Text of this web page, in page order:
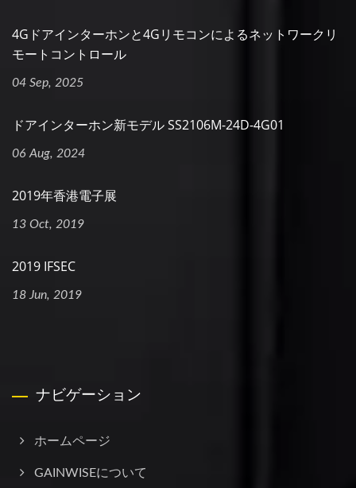
4Gドアインターホンと4Gリモコンによるネットワークリ
モートコントロール
04 Sep, 2025
ドアインターホン新モデル SS2106M-24D-4G01
06 Aug, 2024
2019年香港電子展
13 Oct, 2019
2019 IFSEC
18 Jun, 2019
ナビゲーション
ホームページ
GAINWISEについて